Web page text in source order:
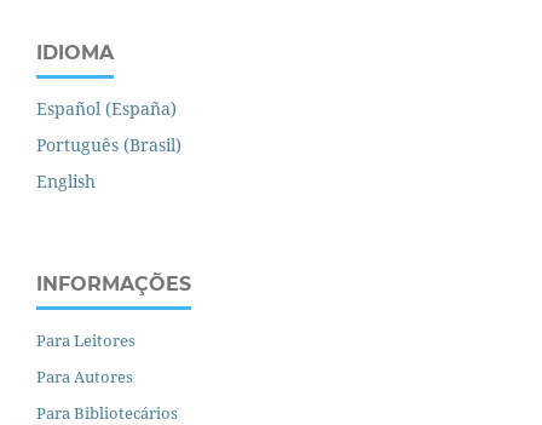
IDIOMA
Español (España)
Português (Brasil)
English
INFORMAÇÕES
Para Leitores
Para Autores
Para Bibliotecários